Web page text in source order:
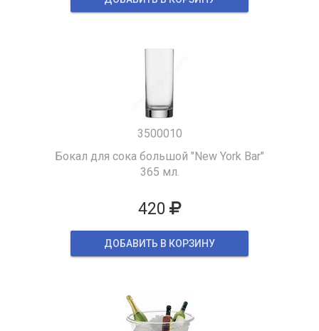
3500010
Бокал для сока большой "New York Bar"
365 мл.
420
ДОБАВИТЬ В КОРЗИНУ